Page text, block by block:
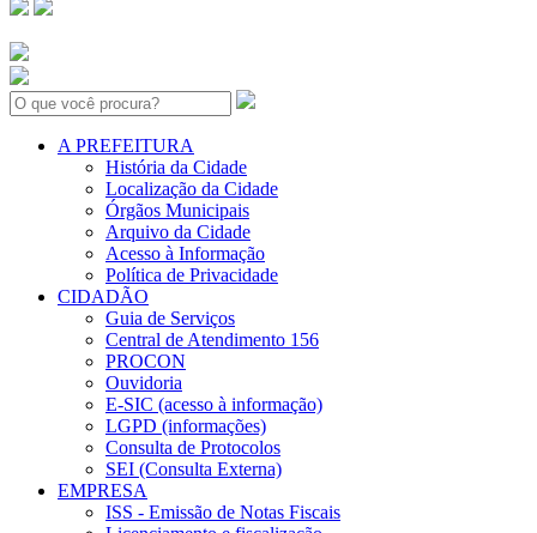
Search:
A PREFEITURA
História da Cidade
Localização da Cidade
Órgãos Municipais
Arquivo da Cidade
Acesso à Informação
Política de Privacidade
CIDADÃO
Guia de Serviços
Central de Atendimento 156
PROCON
Ouvidoria
E-SIC (acesso à informação)
LGPD (informações)
Consulta de Protocolos
SEI (Consulta Externa)
EMPRESA
ISS - Emissão de Notas Fiscais